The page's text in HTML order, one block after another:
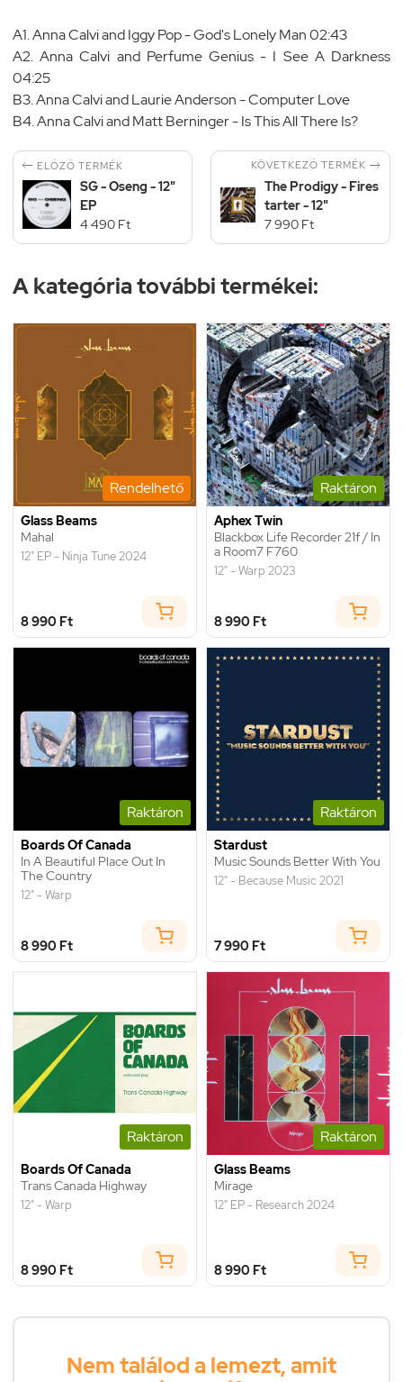
A1. Anna Calvi and Iggy Pop - God's Lonely Man 02:43
A2. Anna Calvi and Perfume Genius - I See A Darkness
04:25
B3. Anna Calvi and Laurie Anderson - Computer Love
B4. Anna Calvi and Matt Berninger - Is This All There Is?
 ELŐZŐ TERMÉK
SG - Oseng - 12"
EP
4 490 Ft
KÖVETKEZŐ TERMÉK 
The Prodigy - Fires
tarter - 12"
7 990 Ft
A kategória további termékei:
Rendelhető
Glass Beams
Mahal
12" EP - Ninja Tune 2024
8 990 Ft
Raktáron
Aphex Twin
Blackbox Life Recorder 21f / In
a Room7 F760
12" - Warp 2023
8 990 Ft
Raktáron
Boards Of Canada
In A Beautiful Place Out In
The Country
12" - Warp
8 990 Ft
Raktáron
Stardust
Music Sounds Better With You
12" - Because Music 2021
7 990 Ft
Raktáron
Boards Of Canada
Trans Canada Highway
12" - Warp
8 990 Ft
Raktáron
Glass Beams
Mirage
12" EP - Research 2024
8 990 Ft
Nem találod a lemezt, amit